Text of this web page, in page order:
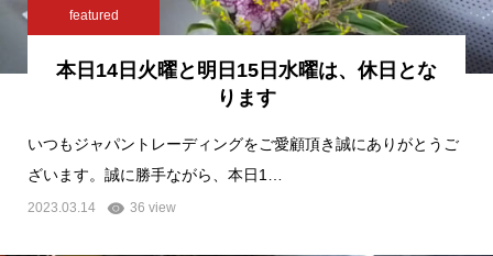
featured
本日14日火曜と明日15日水曜は、休日とな
ります
いつもジャパントレーディングをご愛顧頂き誠にありがとうご
ざいます。誠に勝手ながら、本日1…
2023.03.14 36 view